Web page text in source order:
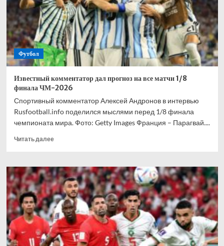
«Торонто»
Футбол
Известный комментатор дал прогноз на все матчи 1/8
финала ЧМ-2026
Спортивный комментатор Алексей Андронов в интервью
Rusfootball.info поделился мыслями перед 1/8 финала
чемпионата мира. Фото: Getty Images Франция – Парагвай....
Читать далееПрочитать
Известный
комментатор
дал
прогноз
на
все
матчи
1/8
финала